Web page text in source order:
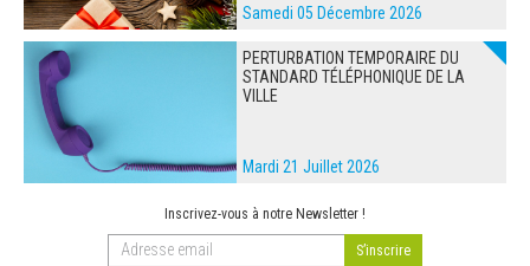
Samedi 05 Décembre 2026
PERTURBATION TEMPORAIRE DU
STANDARD TÉLÉPHONIQUE DE LA
VILLE
Mardi 21 Juillet 2026
Inscrivez-vous à notre Newsletter !